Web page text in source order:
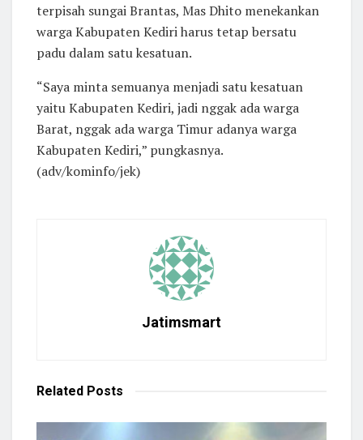
terpisah sungai Brantas, Mas Dhito menekankan
warga Kabupaten Kediri harus tetap bersatu
padu dalam satu kesatuan.
“Saya minta semuanya menjadi satu kesatuan
yaitu Kabupaten Kediri, jadi nggak ada warga
Barat, nggak ada warga Timur adanya warga
Kabupaten Kediri,” pungkasnya.
(adv/kominfo/jek)
Jatimsmart
Related Posts